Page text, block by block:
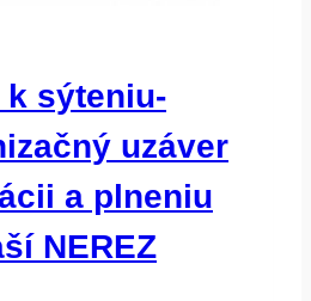
k sýteniu-
uzáver
a plneniu
NEREZ